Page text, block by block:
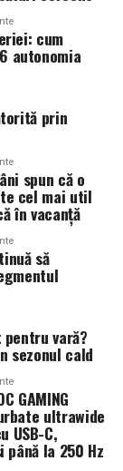
cu
una
pentru
de
parte dinTop
parfumeria
Givaudan și
de
au
fără
decât
seriede
fi urmărit
alegerea
parfumieri.
universal.
cum
autonomia
prin
spun că o
cel mai util
în vacanță
să
vară?
sezonul cald
GAMING
ultrawide
USB-C,
până la 250 Hz